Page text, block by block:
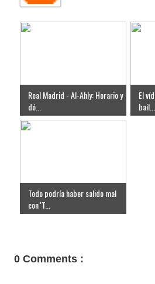
Real Madrid - Al-Ahly: Horario y
dó...
El
bail...
Todo podría haber salido mal
con 'T...
0 Comments :